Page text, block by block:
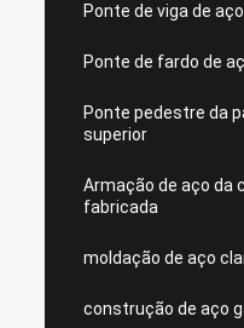
Ponte de viga de aço
Ponte de fardo de
Ponte pedestre da
superior
Armação de aço da
fabricada
moldação de aço
construção de aço